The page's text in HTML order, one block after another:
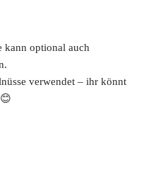
kann optional auch
verwendet – ihr könnt